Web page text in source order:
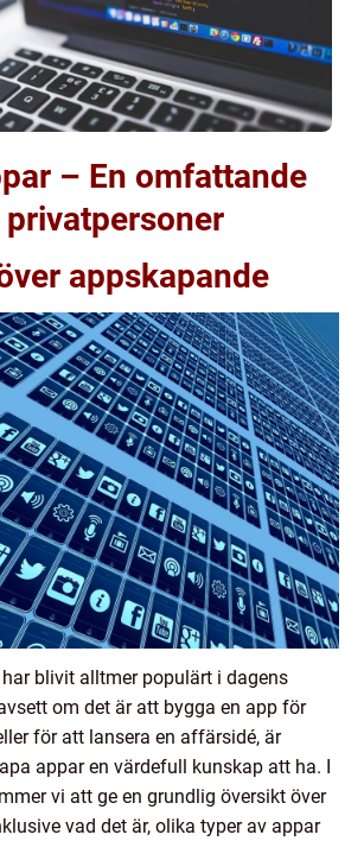
– En omfattande
appskapande
blivit alltmer populärt i dagens
om det är att bygga en app för
för att lansera en affärsidé, är
appar en värdefull kunskap att ha. I
vi att ge en grundlig översikt över
vad det är, olika typer av appar